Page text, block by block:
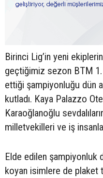
Birinci Lig’in yeni
geçtiğimiz sezon BTM 1.
ettiği şampiyonluğu dün
kutladı. Kaya Palazzo
Karaoğlanoğlu
milletvekilleri ve iş
Elde edilen şampiyonluk
koyan isimlere de plaket